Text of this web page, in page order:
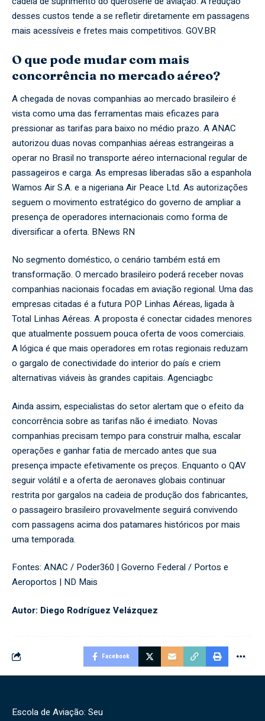
desses custos tende a se refletir diretamente em passagens
mais acessíveis e fretes mais competitivos. GOV.BR
O que pode mudar com mais
concorrência no mercado aéreo?
A chegada de novas companhias ao mercado brasileiro é
vista como uma das ferramentas mais eficazes para
pressionar as tarifas para baixo no médio prazo. A ANAC
autorizou duas novas companhias aéreas estrangeiras a
operar no Brasil no transporte aéreo internacional regular de
passageiros e carga. As empresas liberadas são a espanhola
Wamos Air S.A. e a nigeriana Air Peace Ltd. As autorizações
seguem o movimento estratégico do governo de ampliar a
presença de operadores internacionais como forma de
diversificar a oferta. BNews RN
No segmento doméstico, o cenário também está em
transformação. O mercado brasileiro poderá receber novas
companhias nacionais focadas em aviação regional. Uma das
empresas citadas é a futura POP Linhas Aéreas, ligada à
Total Linhas Aéreas. A proposta é conectar cidades menores
que atualmente possuem pouca oferta de voos comerciais.
A lógica é que mais operadores em rotas regionais reduzam
o gargalo de conectividade do interior do país e criem
alternativas viáveis às grandes capitais. Agenciagbc
Ainda assim, especialistas do setor alertam que o efeito da
concorrência sobre as tarifas não é imediato. Novas
companhias precisam tempo para construir malha, escalar
operações e ganhar fatia de mercado antes que sua
presença impacte efetivamente os preços. Enquanto o QAV
seguir volátil e a oferta de aeronaves globais continuar
restrita por gargalos na cadeia de produção dos fabricantes,
o passageiro brasileiro provavelmente seguirá convivendo
com passagens acima dos patamares históricos por mais
uma temporada.
Fontes: ANAC / Poder360 |Governo Federal / Portos e
Aeroportos | ND Mais
Autor: Diego Rodríguez Velázquez
Facebook
Escola de Aviação: Seu